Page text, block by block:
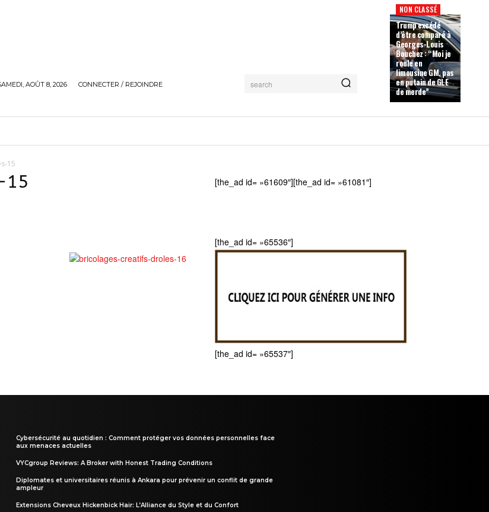
AOÛT 8, 2026 CONNECTER / REJOINDRE search
NON CLASSÉ
Trump excédé
d’être comparé à
Georges-Louis
Bouchez : “Moi je
roule en
limousine GM, pas
en putain de GLE
de merde”
15
15 [the_ad id= »61609″][the_ad id= »61081″]
[the_ad id= »65536″]
[the_ad id= »65537″]
Cybersécurité au quotidien : Comment protéger vos données personnelles face
aux menaces actuelles
VYCgroup Reviews: A Broker with Honest Trading Conditions
Diplomates et universitaires réunis à Ankara pour prévenir un conflit de grande
ampleur
Extensions Cheveux Hickenbick Hair: L’Alliance du Style et du Confort